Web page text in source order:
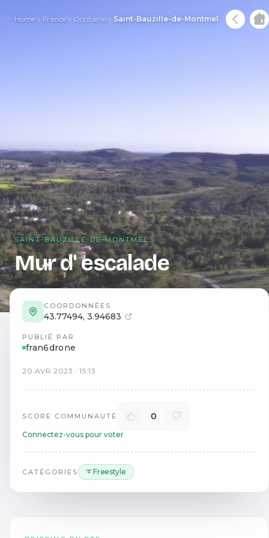
Home France Occitanie Saint-Bauzille-de-Montmel
SAINT-BAUZILLE-DE-MONTMEL
Mur d' escalade
COORDONNÉES
43.77494, 3.94683
PUBLIÉ PAR
fran6drone
20 AVR 2023 ·15:13
SCORE COMMUNAUTÉ 0
Connectez-vous pour voter
CATÉGORIES ➰ Freestyle